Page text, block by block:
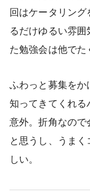
回はケータリン
るだけゆるい雰
た勉強会は他でた
ふわっと募集を
知ってきてくれる
意外。折角なの
と思うし、うま
しい。